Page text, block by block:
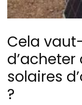
Cela
solaires
?